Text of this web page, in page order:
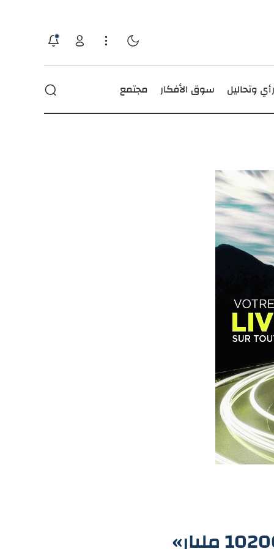
رأي وتحاليل سوق الأفكار مجتمع عجائب ومنوعات